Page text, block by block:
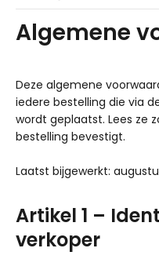
Algemene
Deze algemene
iedere bestelling die via
wordt geplaatst. Lees ze
bestelling bevestigt.
Laatst bijgewerkt:
Artikel 1 –
verkoper